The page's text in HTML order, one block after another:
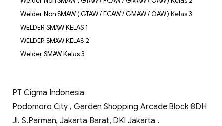
Welder Non SMAW ( GTAW / FCAW / GMAW / OAW ) Kelas 3
WELDER SMAW KELAS 1
WELDER SMAW KELAS 2
Welder SMAW Kelas 3
PT Cigma Indonesia
Podomoro City , Garden Shopping Arcade Block 8DH
Jl. S.Parman, Jakarta Barat, DKI Jakarta .